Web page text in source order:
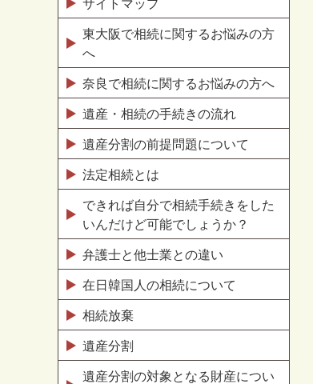
サイトマップ
東大阪で相続に関するお悩みの方
へ
奈良で相続に関するお悩みの方へ
遺産・相続の手続きの流れ
遺産分割の前提問題について
法定相続とは
できれば自分で相続手続きをした
いんだけど可能でしょうか？
弁護士と他士業との違い
在日韓国人の相続について
相続放棄
遺産分割
遺産分割の対象となる財産につい